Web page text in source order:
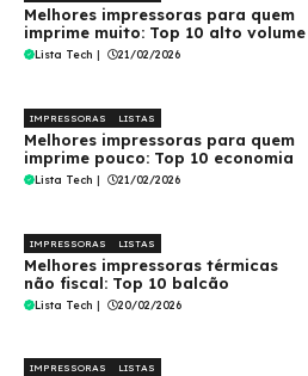
Melhores impressoras para quem
imprime muito: Top 10 alto volume
Lista Tech | 21/02/2026
IMPRESSORAS LISTAS
Melhores impressoras para quem
imprime pouco: Top 10 economia
Lista Tech | 21/02/2026
IMPRESSORAS LISTAS
Melhores impressoras térmicas
não fiscal: Top 10 balcão
Lista Tech | 20/02/2026
IMPRESSORAS LISTAS